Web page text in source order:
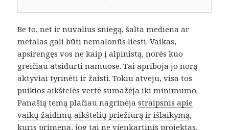
Be to, net ir nuvalius sniegą, šalta mediena ar
metalas gali būti nemalonūs liesti. Vaikas,
apsirengęs vos ne kaip į alpinistą, norės kuo
greičiau atsidurti namuose. Tai apriboja jo norą
aktyviai tyrinėti ir žaisti. Tokiu atveju, visa tos
puikios aikštelės vertė sumažėja iki minimumo.
Panašią temą plačiau nagrinėjastraipsnis apie
vaikų žaidimų aikštelių priežiūrą ir išlaikymą,
kuris primena, jog tai ne vienkartinis projektas.